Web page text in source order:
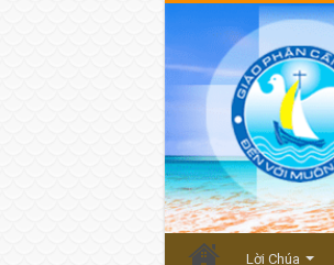
Lời Chúa